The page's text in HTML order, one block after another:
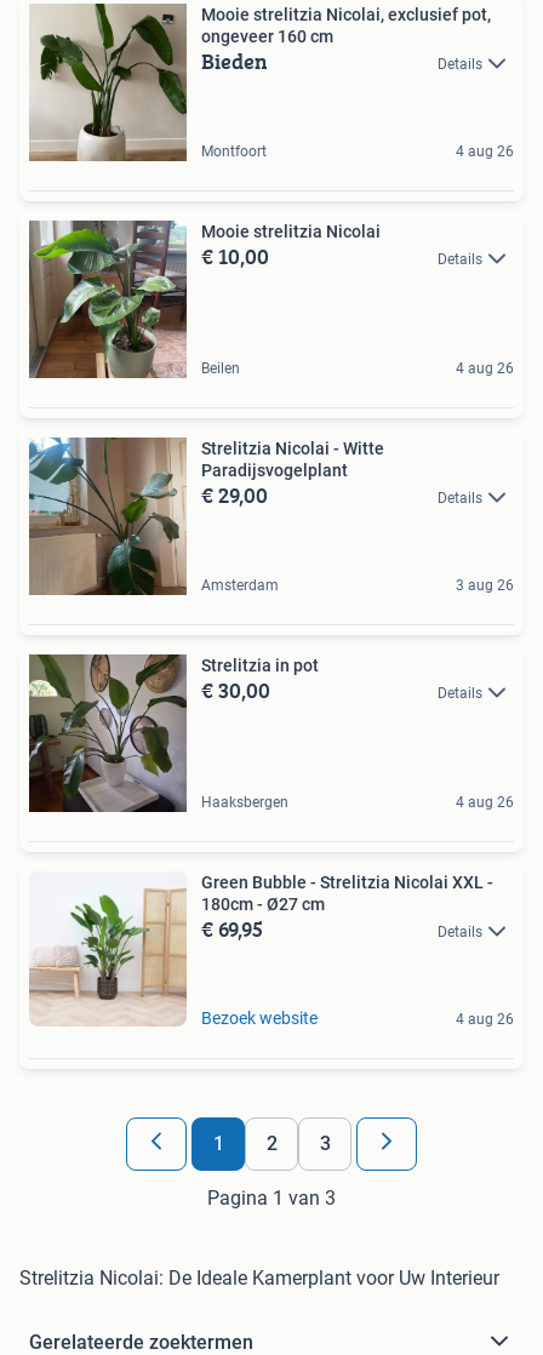
Mooie strelitzia Nicolai, exclusief pot,
ongeveer 160 cm
Bieden Details
Montfoort 4 aug 26
Mooie strelitzia Nicolai
€ 10,00 Details
Beilen 4 aug 26
Strelitzia Nicolai - Witte
Paradijsvogelplant
€ 29,00 Details
Amsterdam 3 aug 26
Strelitzia in pot
€ 30,00 Details
Haaksbergen 4 aug 26
Green Bubble - Strelitzia Nicolai XXL -
180cm - Ø27 cm
€ 69,95 Details
Bezoek website 4 aug 26
1 2 3
Pagina 1 van 3
Strelitzia Nicolai: De Ideale Kamerplant voor Uw Interieur
Gerelateerde zoektermen